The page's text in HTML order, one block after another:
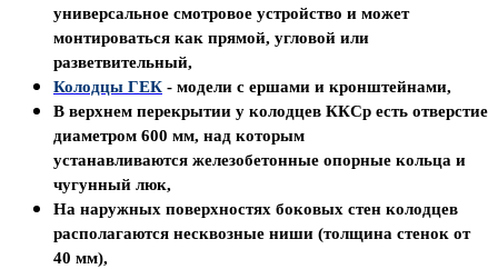
универсальное смотровое устройство и может
монтироваться как прямой, угловой или
разветвительный,
Колодцы ГЕК - модели с ершами и кронштейнами,
В верхнем перекрытии у колодцев ККСр есть отверстие
диаметром 600 мм, над которым
устанавливаются железобетонные опорные кольца и
чугунный люк,
На наружных поверхностях боковых стен колодцев
располагаются несквозные ниши (толщина стенок от
40 мм),